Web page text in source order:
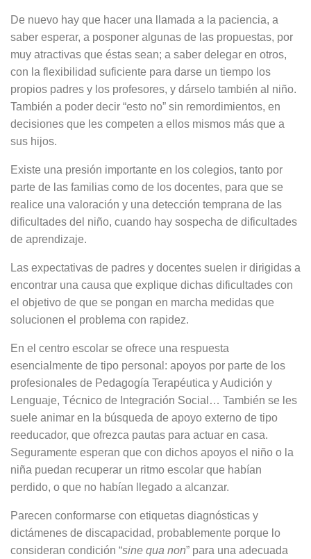
De nuevo hay que hacer una llamada a la paciencia, a
saber esperar, a posponer algunas de las propuestas, por
muy atractivas que éstas sean; a saber delegar en otros,
con la flexibilidad suficiente para darse un tiempo los
propios padres y los profesores, y dárselo también al niño.
También a poder decir “esto no” sin remordimientos, en
decisiones que les competen a ellos mismos más que a
sus hijos.
Existe una presión importante en los colegios, tanto por
parte de las familias como de los docentes, para que se
realice una valoración y una detección temprana de las
dificultades del niño, cuando hay sospecha de dificultades
de aprendizaje.
Las expectativas de padres y docentes suelen ir dirigidas a
encontrar una causa que explique dichas dificultades con
el objetivo de que se pongan en marcha medidas que
solucionen el problema con rapidez.
En el centro escolar se ofrece una respuesta
esencialmente de tipo personal: apoyos por parte de los
profesionales de Pedagogía Terapéutica y Audición y
Lenguaje, Técnico de Integración Social… También se les
suele animar en la búsqueda de apoyo externo de tipo
reeducador, que ofrezca pautas para actuar en casa.
Seguramente esperan que con dichos apoyos el niño o la
niña puedan recuperar un ritmo escolar que habían
perdido, o que no habían llegado a alcanzar.
Parecen conformarse con etiquetas diagnósticas y
dictámenes de discapacidad, probablemente porque lo
consideran condición “sine qua non” para una adecuada